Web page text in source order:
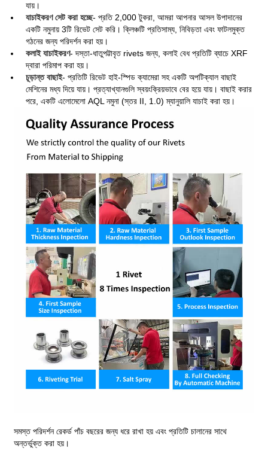
যায়।
যাচাইকরণ সেট করা হচ্ছে- প্রতি 2,000 টুকরা, আমরা আপনার আসল উপাদানের
একটি নমুনায় 3টি রিভেট সেট করি। ক্লিঞ্চটি প্রতিসাম্য, নিবিড়তা এবং ফাটলমুক্ত
গঠনের জন্য পরিদর্শন করা হয়।
কলাই যাচাইকরণ- দস্তা-ধাতুপট্টাবৃত rivets জন্য, কলাই বেধ প্রতিটি ব্যাচে XRF
দ্বারা পরিমাপ করা হয়।
চূড়ান্ত বাছাই- প্রতিটি রিভেট হাই-স্পিড ক্যামেরা সহ একটি অপটিক্যাল বাছাই
মেশিনের মধ্য দিয়ে যায়। প্রত্যাখ্যানগুলি স্বয়ংক্রিয়ভাবে বের হয়ে যায়। বাছাই করার
পরে, একটি এলোমেলো AQL নমুনা (স্তর II, 1.0) ম্যানুয়ালি যাচাই করা হয়।
সমস্ত পরিদর্শন রেকর্ড পাঁচ বছরের জন্য ধরে রাখা হয় এবং প্রতিটি চালানের সাথে
অন্তর্ভুক্ত করা হয়।